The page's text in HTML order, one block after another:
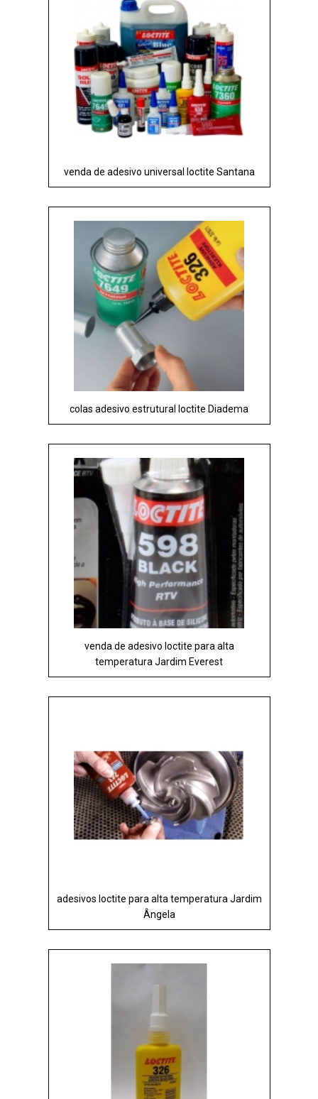
venda de adesivo universal loctite Santana
colas adesivo estrutural loctite Diadema
venda de adesivo loctite para alta
temperatura Jardim Everest
adesivos loctite para alta temperatura Jardim
Ângela